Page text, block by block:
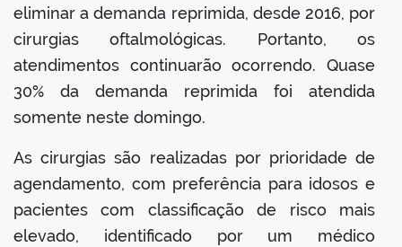
eliminar a demanda reprimida, desde 2016, por
cirurgias oftalmológicas. Portanto, os
atendimentos continuarão ocorrendo. Quase
30% da demanda reprimida foi atendida
somente neste domingo.
As cirurgias são realizadas por prioridade de
agendamento, com preferência para idosos e
pacientes com classificação de risco mais
elevado, identificado por um médico